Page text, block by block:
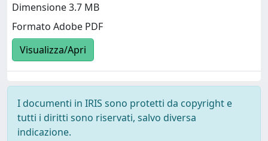
Dimensione 3.7 MB
Formato Adobe PDF
Visualizza/Apri
I documenti in IRIS sono protetti da copyright e
tutti i diritti sono riservati, salvo diversa
indicazione.